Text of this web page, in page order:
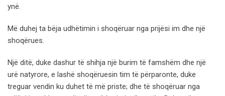
ynë.
Më duhej ta bëja udhëtimin i shoqëruar nga prijësi im dhe një
shoqërues.
Një ditë, duke dashur të shihja një burim të famshëm dhe një
urë natyrore, e lashë shoqëruesin tim të përparonte, duke
treguar vendin ku duhet të më priste; dhe të shoqëruar nga